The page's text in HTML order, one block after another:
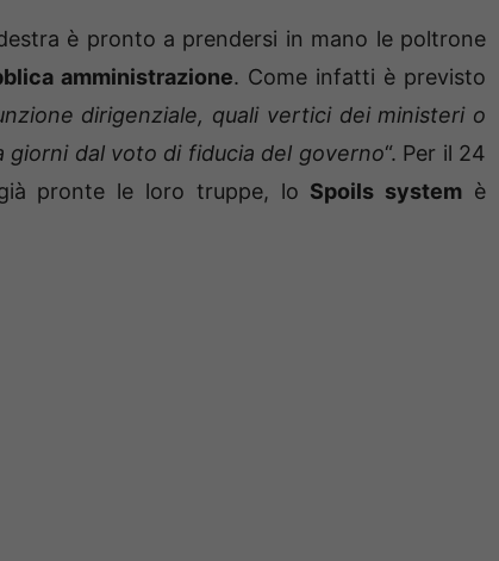
è pronto a prendersi in mano le poltrone
amministrazione. Come infatti è previsto
dirigenziale, quali vertici dei ministeri o
giorni dal voto di fiducia del governo“. Per il 24
pronte le loro truppe, lo Spoils system è